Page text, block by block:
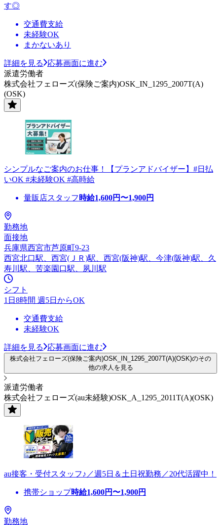
す◎
交通費支給
未経験OK
まかないあり
詳細を見る
応募画面に進む
派遣労働者
株式会社フェローズ(保険ご案内)OSK_IN_1295_2007T(A)
(OSK)
シンプルなご案内のお仕事！【プランアドバイザー】#日払
いOK #未経験OK #高時給
量販店スタッフ 時給1,600円〜1,900円
勤務地
面接地
兵庫県西宮市芦原町9-23
西宮北口駅、西宮(ＪＲ)駅、西宮(阪神)駅、今津(阪神)駅、久
寿川駅、苦楽園口駅、夙川駅
シフト
1日8時間 週5日からOK
交通費支給
未経験OK
詳細を見る 応募画面に進む
株式会社フェローズ(保険ご案内)OSK_IN_1295_2007T(A)(OSK)のその
他の求人を見る
派遣労働者
株式会社フェローズ(au未経験)OSK_A_1295_2011T(A)(OSK)
au接客・受付スタッフ♪／週5日＆土日祝勤務／20代活躍中！
携帯ショップ時給1,600円〜1,900円
勤務地